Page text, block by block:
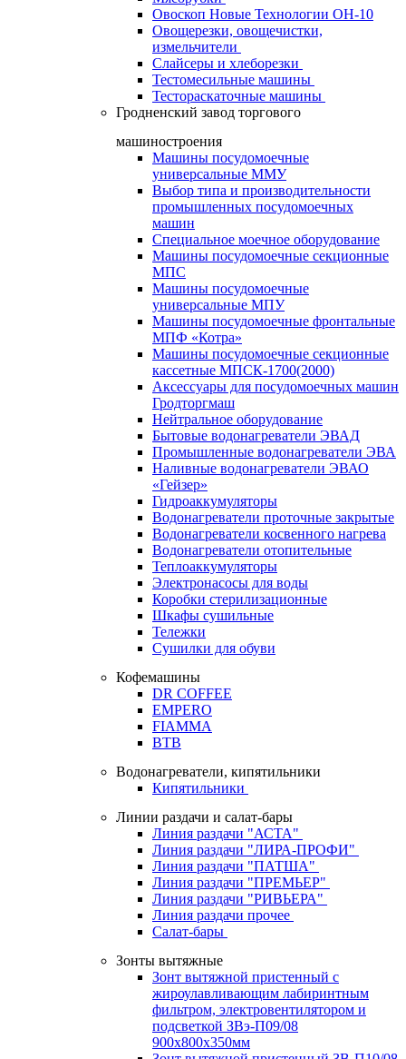
Овоскоп Новые Технологии ОН-10
Овощерезки, овощечистки,
измельчители
Слайсеры и хлеборезки
Тестомесильные машины
Тестораскаточные машины
Гродненский завод торгового
машиностроения
Машины посудомоечные
универсальные ММУ
Выбор типа и производительности
промышленных посудомоечных
машин
Специальное моечное оборудование
Машины посудомоечные секционные
МПС
Машины посудомоечные
универсальные МПУ
Машины посудомоечные фронтальные
МПФ «Котра»
Машины посудомоечные секционные
кассетные МПСК-1700(2000)
Аксессуары для посудомоечных машин
Гродторгмаш
Нейтральное оборудование
Бытовые водонагреватели ЭВАД
Промышленные водонагреватели ЭВА
Наливные водонагреватели ЭВАО
«Гейзер»
Гидроаккумуляторы
Водонагреватели проточные закрытые
Водонагреватели косвенного нагрева
Водонагреватели отопительные
Теплоаккумуляторы
Электронасосы для воды
Коробки стерилизационные
Шкафы сушильные
Тележки
Сушилки для обуви
Кофемашины
DR COFFEE
EMPERO
FIAMMA
BTB
Водонагреватели, кипятильники
Кипятильники
Линии раздачи и салат-бары
Линия раздачи "АСТА"
Линия раздачи "ЛИРА-ПРОФИ"
Линия раздачи "ПАТША"
Линия раздачи "ПРЕМЬЕР"
Линия раздачи "РИВЬЕРА"
Линия раздачи прочее
Салат-бары
Зонты вытяжные
Зонт вытяжной пристенный с
жироулавливающим лабиринтным
фильтром, электровентилятором и
подсветкой ЗВэ-П09/08
900х800х350мм